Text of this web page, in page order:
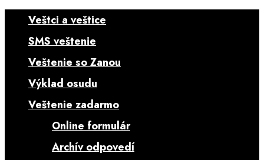
Veštci a veštice
SMS veštenie
Veštenie so Zanou
Výklad osudu
Veštenie zadarmo
Online formulár
Archív odpovedí